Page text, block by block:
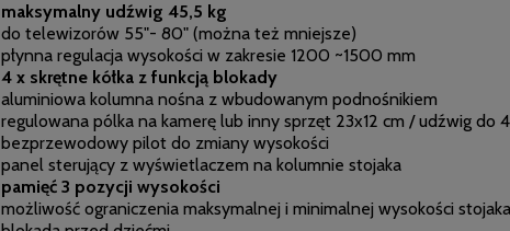
maksymalny udźwig 45,5 kg
do telewizorów 55"- 80" (można też mniejsze)
płynna regulacja wysokości w zakresie 1200 ~1500 mm
4 x skrętne kółka z funkcją blokady
aluminiowa kolumna nośna z wbudowanym podnośnikiem
regulowana pólka na kamerę lub inny sprzęt 23x12 cm / udźwig do
bezprzewodowy pilot do zmiany wysokości
panel sterujący z wyświetlaczem na kolumnie stojaka
pamięć 3 pozycji wysokości
możliwość ograniczenia maksymalnej i minimalnej wysokości stojaka